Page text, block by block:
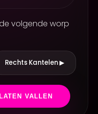
volgende worp
Rechts Kantelen ▶
VALLEN